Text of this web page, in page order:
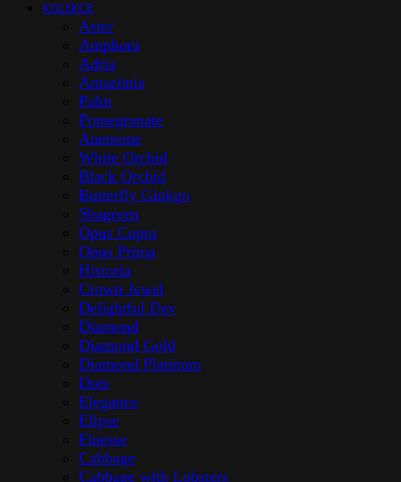
KOLEKCE
Aster
Amphora
Adria
Amazōnia
Palm
Pomegranate
Anemone
White Orchid
Black Orchid
Butterfly Ginkgo
Shagreen
Opus Cupra
Opus Prima
Historia
Crown Jewel
Delightful Day
Diamond
Diamond Gold
Diamond Platinum
Dots
Elegance
Elipse
Finesse
Cabbage
Cabbage with Lobsters